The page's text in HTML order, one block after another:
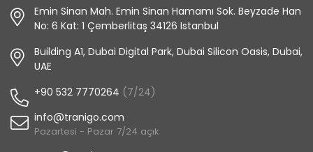
Emin Sinan Mah. Emin Sinan Hamamı Sok. Beyzade Han
No: 6 Kat: 1 Çemberlitaş 34126 Istanbul
Building A1, Dubai Digital Park, Dubai Silicon Oasis, Dubai,
UAE
+90 532 7770264 (7/24)
info@tranigo.com
Pazartesi - Pazar 7/24 açık